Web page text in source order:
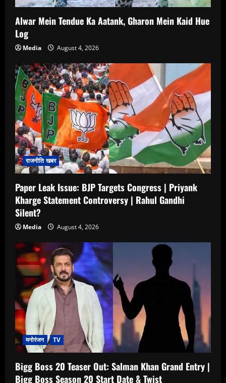
Alwar Mein Tendue Ka Aatank, Gharon Mein Kaid Hue
Log
Media August 4, 2026
राजनीति खबर
Paper Leak Issue: BJP Targets Congress | Priyank
Kharge Statement Controversy | Rahul Gandhi
Silent?
Media August 4, 2026
मनोरंजन TV
Bigg Boss 20 Teaser Out: Salman Khan Grand Entry |
Bigg Boss Season 20 Start Date & Twist